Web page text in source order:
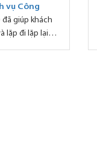
vụ Công
đã giúp khách
lặp đi lặp lại